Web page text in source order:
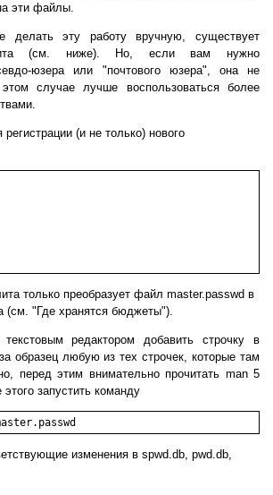
эти файлы.
делать эту работу вручную, существует
(см. ниже). Но, если вам нужно
юзера или "почтового юзера", она не
случае лучше воспользоваться более
(и не только) нового
только преобразует файл master.passwd в
(см. "Где хранятся бюджеты").
редактором добавить строчку в
образец любую из тех строчек, которые там
перед этим внимательно прочитать man 5
запустить команду
изменения в spwd.db, pwd.db,